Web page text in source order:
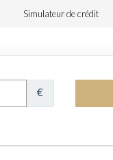
Simulateur de crédit